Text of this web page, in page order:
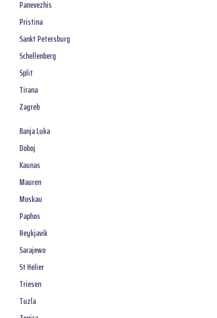
Panevezhis
Pristina
Sankt Petersburg
Schellenberg
Split
Tirana
Zagreb
Banja Luka
Doboj
Kaunas
Mauren
Moskau
Paphos
Reykjavik
Sarajewo
St Helier
Triesen
Tuzla